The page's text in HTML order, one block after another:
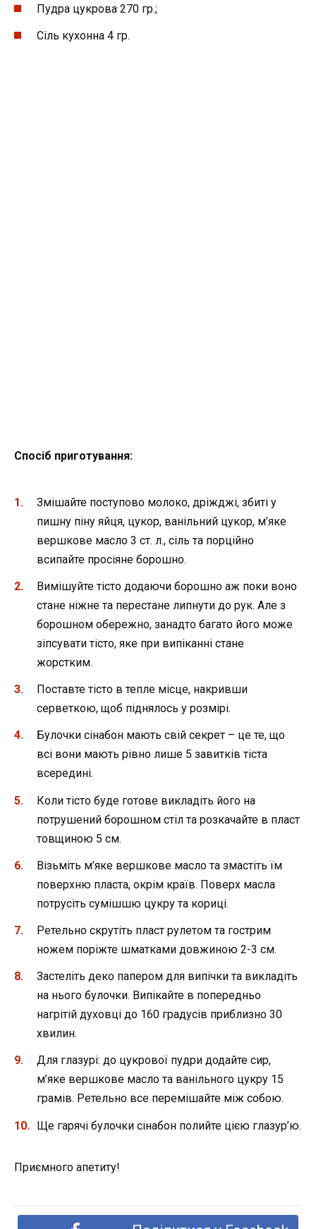
Пудра цукрова 270 гр.;
Сіль кухонна 4 гр.
Спосіб приготування:
Змішайте поступово молоко, дріжджі, збиті у
пишну піну яйця, цукор, ванільний цукор, м’яке
вершкове масло 3 ст. л., сіль та порційно
всипайте просіяне борошно.
Вимішуйте тісто додаючи борошно аж поки воно
стане ніжне та перестане липнути до рук. Але з
борошном обережно, занадто багато його може
зіпсувати тісто, яке при випіканні стане
жорстким.
Поставте тісто в тепле місце, накривши
серветкою, щоб піднялось у розмірі.
Булочки сінабон мають свій секрет – це те, що
всі вони мають рівно лише 5 завитків тіста
всередині.
Коли тісто буде готове викладіть його на
потрушений борошном стіл та розкачайте в пласт
товщиною 5 см.
Візьміть м’яке вершкове масло та змастіть їм
поверхню пласта, окрім країв. Поверх масла
потрусіть сумішшю цукру та кориці.
Ретельно скрутіть пласт рулетом та гострим
ножем поріжте шматками довжиною 2-3 см.
Застеліть деко папером для випічки та викладіть
на нього булочки. Випікайте в попередньо
нагрітій духовці до 160 градусів приблизно 30
хвилин.
Для глазурі: до цукрової пудри додайте сир,
м’яке вершкове масло та ванільного цукру 15
грамів. Ретельно все перемішайте між собою.
Ще гарячі булочки сінабон полийте цією глазур’ю.
Приємного апетиту!